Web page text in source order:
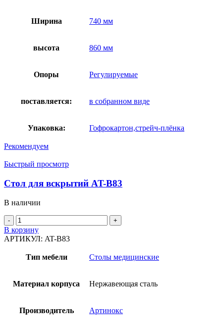
Ширина 740 мм
высота 860 мм
Опоры Регулируемые
поставляется: в собранном виде
Упаковка: Гофрокартон,стрейч-плёнка
Рекомендуем
Быстрый просмотр
Стол для вскрытий AT-B83
В наличии
Количество
товара
Стол
вскрытий
В корзину
АРТИКУЛ: AT-B83
Тип мебели Столы медицинские
Материал корпуса Нержавеющая сталь
Производитель Артинокс